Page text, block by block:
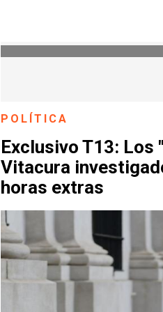
POLÍTICA
Exclusivo T13:
Vitacura
horas extras